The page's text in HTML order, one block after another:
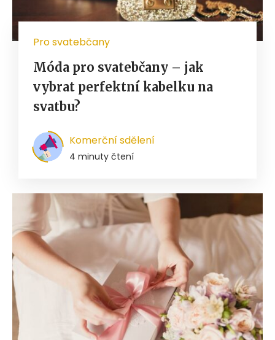
Pro svatebčany
Móda pro svatebčany – jak
vybrat perfektní kabelku na
svatbu?
Komerční sdělení
4 minuty čtení